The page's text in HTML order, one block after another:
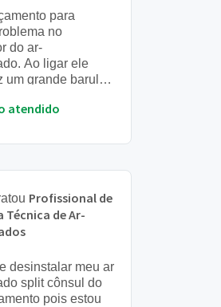
para
no
do ar-
Ao ligar ele
um grande barulho
o problema.
atendido
Profissional de
Técnica de Ar-
desinstalar meu ar
split cônsul do
pois estou